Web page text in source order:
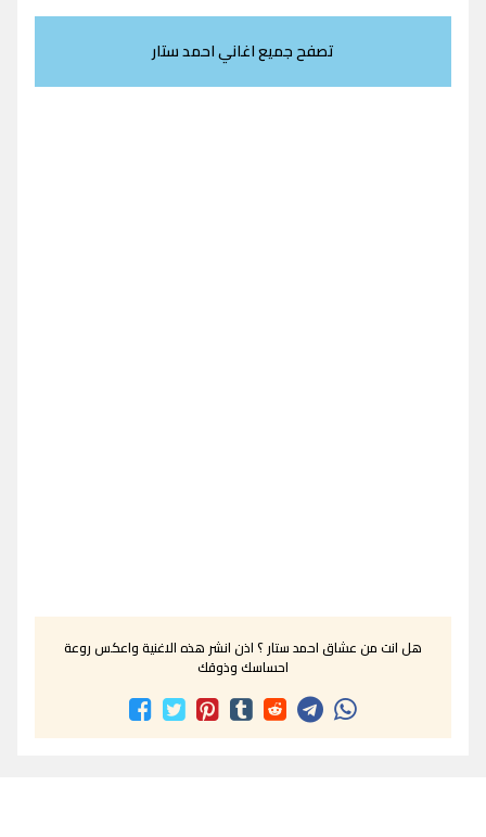
تصفح جميع اغاني احمد ستار
هل انت من عشاق احمد ستار ؟ اذن انشر هذه الاغنية واعكس روعة
احساسك وذوقك